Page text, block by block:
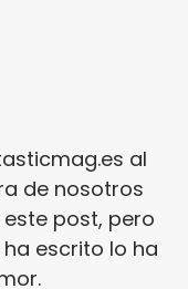
al
de nosotros
post, pero
escrito lo ha